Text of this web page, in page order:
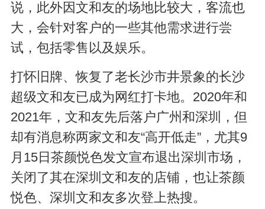
说，此外因文和友的场地比较大，客流也
大，会针对客户的一些其他需求进行尝
试，包括零售以及娱乐。
打怀旧牌、恢复了老长沙市井景象的长沙
超级文和友已成为网红打卡地。2020年和
2021年，文和友先后落户广州和深圳，但
却有消息称两家文和友“高开低走”，尤其9
月15日茶颜悦色发文宣布退出深圳市场，
关闭了其在深圳文和友的店铺，也让茶颜
悦色、深圳文和友多次登上热搜。